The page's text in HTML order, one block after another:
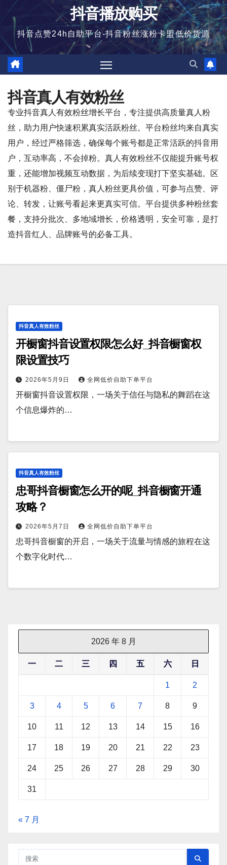
容
抖音播放购买
抖音点赞24h自助平台-抖音粉丝涨粉卡盟低价货源
抖音真人有效粉丝
专业抖音真人有效粉丝增长平台，专注提供高质量真人粉
丝，助力用户快速积累真实活跃粉丝。平台粉丝均来自真实
用户，经过严格筛选，确保每个账号都是正常活跃的抖音用
户，互动率高，不会掉粉。真人有效粉丝不仅能提升账号权
重，还能增加视频互动数据，为后续变现打下坚实基础。区
别于机器粉、僵尸粉，真人粉丝更具价值，可参与点赞、评
论、转发，让账号看起来更真实可信。平台提供多种粉丝套
餐，支持分批次、多地域增长，价格透明，安全可靠，是打
造抖音红人、品牌账号的必备工具。
抖音真人有效粉丝
开橱窗抖音设置权限怎么好_抖音橱窗权
限设置技巧
2026年5月9日 全网低价自助下单平台
开橱窗抖音设置权限，一场关于信任与隐私的舞蹈在这
个信息爆炸的…
抖音真人有效粉丝
忠哥抖音橱窗怎么开的呢_抖音橱窗开通
攻略？
2026年5月7日 全网低价自助下单平台
忠哥抖音橱窗的开启，一场关于流量与情感的旅程在这
个数字化时代…
2026 年 8 月
一 二 三 四 五 六 日
1 2
3 4 5 6 7 8 9
10 11 12 13 14 15 16
17 18 19 20 21 22 23
24 25 26 27 28 29 30
31
« 7 月